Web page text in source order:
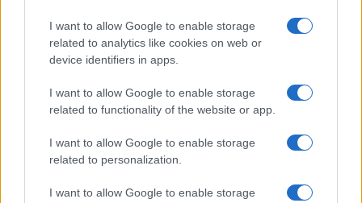
I want to allow Google to enable storage
related to analytics like cookies on web or
device identifiers in apps.
I want to allow Google to enable storage
related to functionality of the website or app.
I want to allow Google to enable storage
related to personalization.
I want to allow Google to enable storage
HÍRLEVÉL
E-mail cím